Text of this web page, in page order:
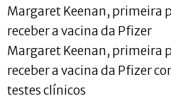
Margaret Keenan, primeira
receber a vacina da Pfizer
Margaret Keenan, primeira
receber a vacina da Pfizer
testes clínicos